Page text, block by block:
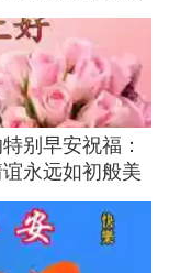
只靠短信借
骗子冒充亲友
定。
愉快！
别早安祝福：
永远如初般美